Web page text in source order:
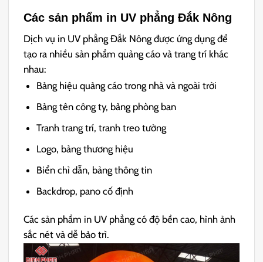
Các sản phẩm in UV phẳng Đắk Nông
Dịch vụ in UV phẳng Đắk Nông được ứng dụng để
tạo ra nhiều sản phẩm quảng cáo và trang trí khác
nhau:
Bảng hiệu quảng cáo trong nhà và ngoài trời
Bảng tên công ty, bảng phòng ban
Tranh trang trí, tranh treo tường
Logo, bảng thương hiệu
Biển chỉ dẫn, bảng thông tin
Backdrop, pano cố định
Các sản phẩm in UV phẳng có độ bền cao, hình ảnh
sắc nét và dễ bảo trì.